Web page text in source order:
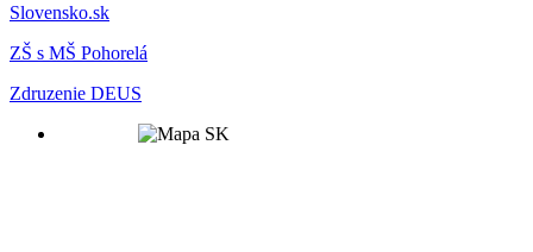
Slovensko.sk
ZŠ s MŠ Pohorelá
Zdruzenie DEUS